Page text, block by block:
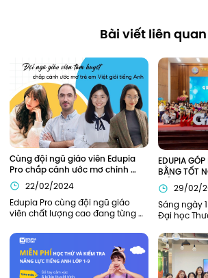
Bài viết liên quan
Cùng đội ngũ giáo viên Edupia
Pro chắp cánh ước mơ chinh
phục tiếng Anh
22/02/2024
Edupia Pro cùng đội ngũ giáo
viên chất lượng cao đang từng
em Việt Nam hiện thực hóa ước
mơ giỏi tiếng Anh như người bản
xứ.
EDUPIA
BẰNG TỐT
TIẾNG ANH
THƯƠNG
29/02/
Sáng ngày
Đại học
2023 và
sinh viên
trường H1.
được mời